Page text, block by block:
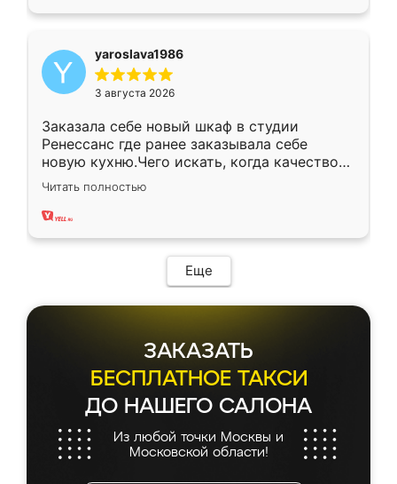
yaroslava1986
3 августа 2026
Заказала себе новый шкаф в студии
Ренессанс где ранее заказывала себе
новую кухню.Чего искать, когда качеством
вполне довольна. Служит кухня уже почти
два года, нареканий нет.
Читать полностью
Еще
ЗАКАЗАТЬ
БЕСПЛАТНОЕ ТАКСИ
ДО НАШЕГО САЛОНА
Из любой точки Москвы и
Московской области!